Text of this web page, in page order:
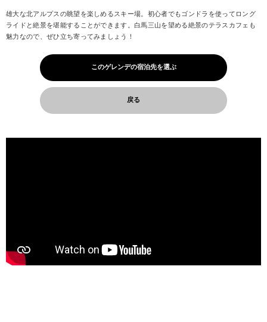
雄大な北アルプスの眺望を楽しめるスキー場。初心者でもゴンドラを使ってロング
ライドと絶景を堪能することができます。白馬三山を望める絶景のテラスカフェも
魅力なので、ぜひ立ち寄ってみましょう！
このゲレンデの宿泊先を選ぶ
戻る